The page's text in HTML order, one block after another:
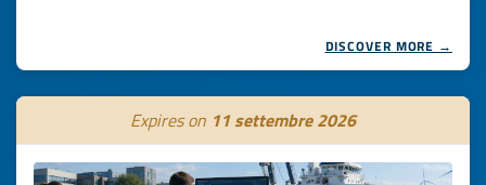
DISCOVER MORE →
Expires on 11 settembre 2026